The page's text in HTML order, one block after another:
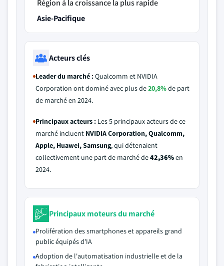
Région à la croissance la plus rapide
Asie-Pacifique
Acteurs clés
Leader du marché :Qualcomm et NVIDIA
Corporation ont dominé avec plus de20,8%de part
de marché en 2024.
Principaux acteurs : Les 5 principaux acteurs de ce
marché incluent NVIDIA Corporation, Qualcomm,
Apple, Huawei, Samsung, qui détenaient
collectivement une part de marché de42,36%en
2024.
Principaux moteurs du marché
Prolifération des smartphones et appareils grand
public équipés d'IA
Adoption de l'automatisation industrielle et de la